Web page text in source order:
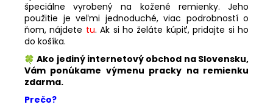
špeciálne vyrobený na kožené remienky. Jeho
použitie je veľmi jednoduché, viac podrobností o
ňom, nájdete tu. Ak si ho želáte kúpiť, pridajte si ho
do košíka.
Ako jediný internetový obchod na Slovensku,
Vám ponúkame výmenu pracky na remienku
zdarma.
Prečo?